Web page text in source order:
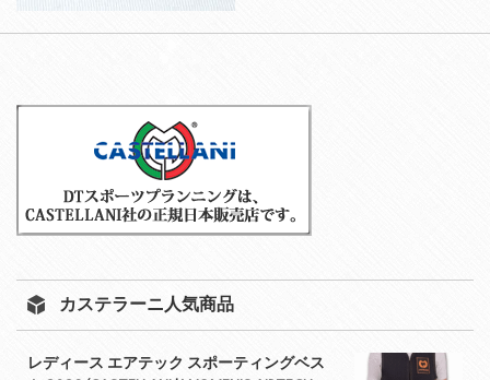
カステラーニ人気商品
レディース エアテック スポーティングベス